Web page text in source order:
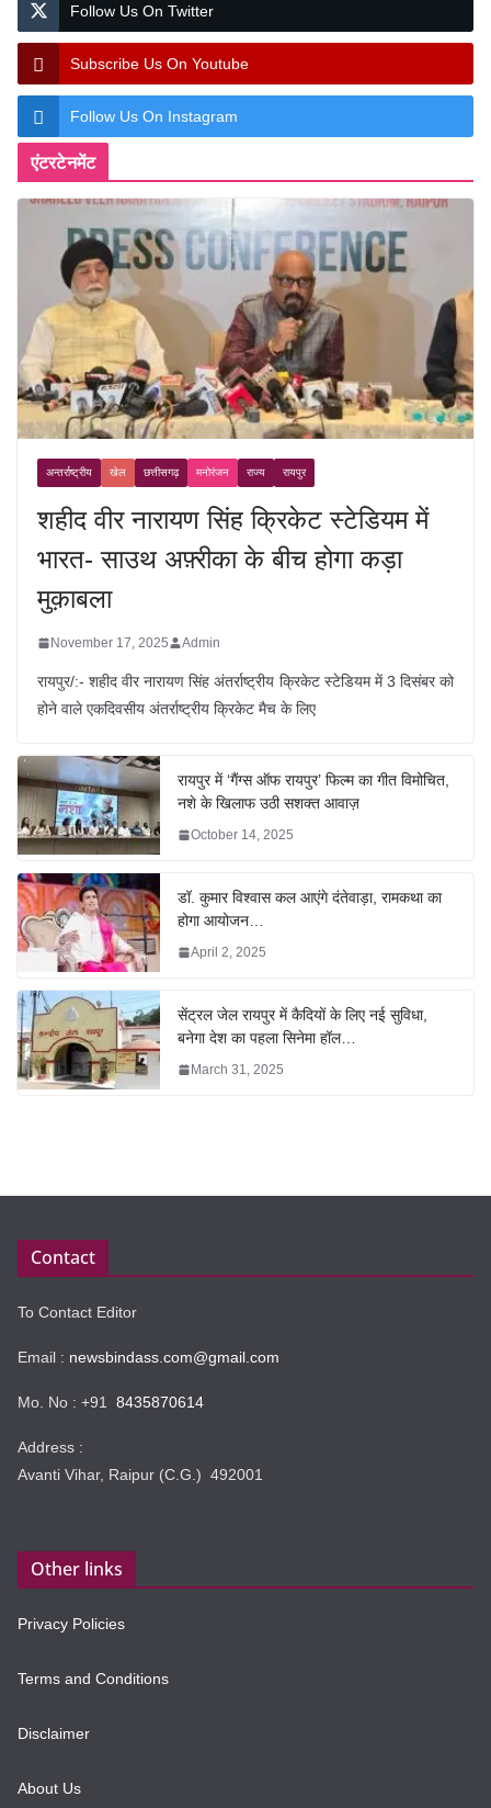
Follow Us On Twitter
Subscribe Us On Youtube
Follow Us On Instagram
एंटरटेनमेंट
अन्तर्राष्ट्रीय खेल छत्तीसगढ़ मनोरंजन राज्य रायपुर
शहीद वीर नारायण सिंह क्रिकेट स्टेडियम में
भारत- साउथ अफ़्रीका के बीच होगा कड़ा
मुक़ाबला
November 17, 2025 Admin
रायपुर/:- शहीद वीर नारायण सिंह अंतर्राष्ट्रीय क्रिकेट स्टेडियम में 3 दिसंबर को
होने वाले एकदिवसीय अंतर्राष्ट्रीय क्रिकेट मैच के लिए
रायपुर में ‘गैंग्स ऑफ रायपुर’ फिल्म का गीत विमोचित,
नशे के खिलाफ उठी सशक्त आवाज़
October 14, 2025
डॉ. कुमार विश्वास कल आएंगे दंतेवाड़ा, रामकथा का
होगा आयोजन…
April 2, 2025
सेंट्रल जेल रायपुर में कैदियों के लिए नई सुविधा,
बनेगा देश का पहला सिनेमा हॉल…
March 31, 2025
Contact
To Contact Editor
Email : newsbindass.com@gmail.com
Mo. No : +91 8435870614
Address :
Avanti Vihar, Raipur (C.G.) 492001
Other links
Privacy Policies
Terms and Conditions
Disclaimer
About Us